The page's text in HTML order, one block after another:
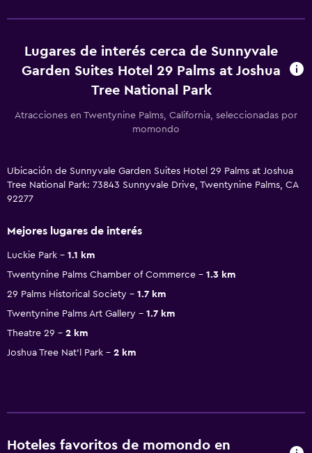
Lugares de interés cerca de Sunnyvale
Garden Suites Hotel 29 Palms at Joshua
Tree National Park
Atracciones en Twentynine Palms, California, seleccionadas por
momondo
Ubicación de Sunnyvale Garden Suites Hotel 29 Palms at Joshua
Tree National Park: 73843 Sunnyvale Drive, Twentynine Palms, CA
92277
Mejores lugares de interés
Luckie Park
1.1 km
Twentynine Palms Chamber of Commerce
1.3 km
29 Palms Historical Society
1.7 km
Twentynine Palms Art Gallery
1.7 km
Theatre 29
2 km
Joshua Tree Nat'l Park
2 km
Hoteles favoritos de momondo en